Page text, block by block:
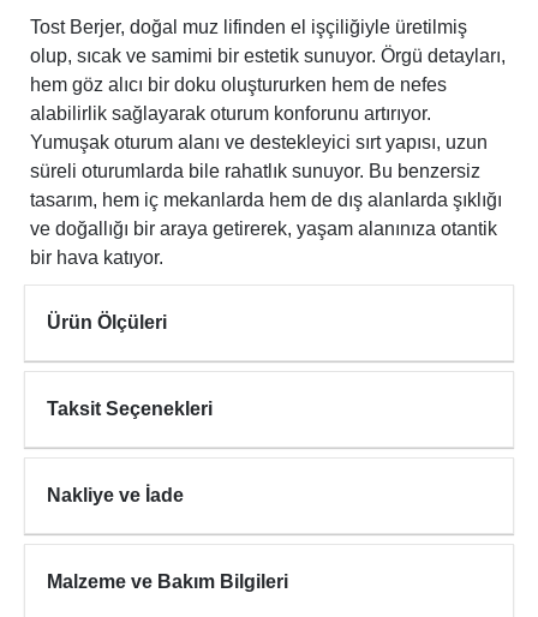
Tost Berjer, doğal muz lifinden el işçiliğiyle üretilmiş
olup, sıcak ve samimi bir estetik sunuyor. Örgü detayları,
hem göz alıcı bir doku oluştururken hem de nefes
alabilirlik sağlayarak oturum konforunu artırıyor.
Yumuşak oturum alanı ve destekleyici sırt yapısı, uzun
süreli oturumlarda bile rahatlık sunuyor. Bu benzersiz
tasarım, hem iç mekanlarda hem de dış alanlarda şıklığı
ve doğallığı bir araya getirerek, yaşam alanınıza otantik
bir hava katıyor.
Ürün Ölçüleri
Taksit Seçenekleri
Nakliye ve İade
Malzeme ve Bakım Bilgileri